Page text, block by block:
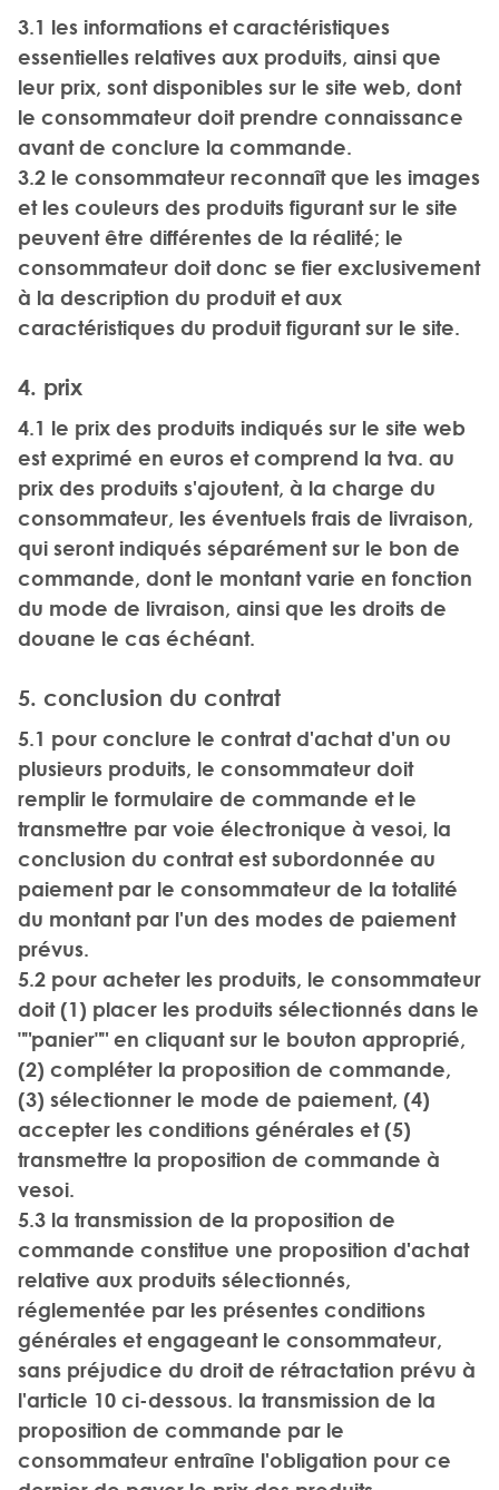
3.1 les informations et caractéristiques
essentielles relatives aux produits, ainsi que
leur prix, sont disponibles sur le site web, dont
le consommateur doit prendre connaissance
avant de conclure la commande.
3.2 le consommateur reconnaît que les images
et les couleurs des produits figurant sur le site
peuvent être différentes de la réalité; le
consommateur doit donc se fier exclusivement
à la description du produit et aux
caractéristiques du produit figurant sur le site.
4. prix
4.1 le prix des produits indiqués sur le site web
est exprimé en euros et comprend la tva. au
prix des produits s'ajoutent, à la charge du
consommateur, les éventuels frais de livraison,
qui seront indiqués séparément sur le bon de
commande, dont le montant varie en fonction
du mode de livraison, ainsi que les droits de
douane le cas échéant.
5. conclusion du contrat
5.1 pour conclure le contrat d'achat d'un ou
plusieurs produits, le consommateur doit
remplir le formulaire de commande et le
transmettre par voie électronique à vesoi, la
conclusion du contrat est subordonnée au
paiement par le consommateur de la totalité
du montant par l'un des modes de paiement
prévus.
5.2 pour acheter les produits, le consommateur
doit (1) placer les produits sélectionnés dans le
""panier"" en cliquant sur le bouton approprié,
(2) compléter la proposition de commande,
(3) sélectionner le mode de paiement, (4)
accepter les conditions générales et (5)
transmettre la proposition de commande à
vesoi.
5.3 la transmission de la proposition de
commande constitue une proposition d'achat
relative aux produits sélectionnés,
réglementée par les présentes conditions
générales et engageant le consommateur,
sans préjudice du droit de rétractation prévu à
l'article 10 ci-dessous. la transmission de la
proposition de commande par le
consommateur entraîne l'obligation pour ce